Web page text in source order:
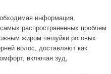
информация,
распространенных проблем
жиром чешуйки роговых
волос, доставляют как
включая зуд,